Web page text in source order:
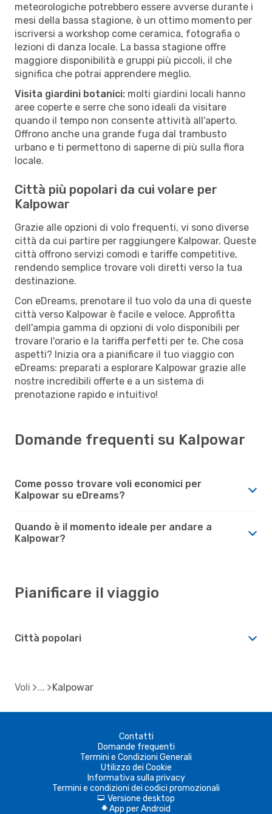
meteorologiche potrebbero essere avverse durante i
mesi della bassa stagione, è un ottimo momento per
iscriversi a workshop come ceramica, fotografia o
lezioni di danza locale. La bassa stagione offre
maggiore disponibilità e gruppi più piccoli, il che
significa che potrai apprendere meglio.
Visita giardini botanici: molti giardini locali hanno
aree coperte e serre che sono ideali da visitare
quando il tempo non consente attività all'aperto.
Offrono anche una grande fuga dal trambusto
urbano e ti permettono di saperne di più sulla flora
locale.
Città più popolari da cui volare per
Kalpowar
Grazie alle opzioni di volo frequenti, vi sono diverse
città da cui partire per raggiungere Kalpowar. Queste
città offrono servizi comodi e tariffe competitive,
rendendo semplice trovare voli diretti verso la tua
destinazione.
Con eDreams, prenotare il tuo volo da una di queste
città verso Kalpowar è facile e veloce. Approfitta
dell'ampia gamma di opzioni di volo disponibili per
trovare l'orario e la tariffa perfetti per te. Che cosa
aspetti? Inizia ora a pianificare il tuo viaggio con
eDreams: preparati a esplorare Kalpowar grazie alle
nostre incredibili offerte e a un sistema di
prenotazione rapido e intuitivo!
Domande frequenti su Kalpowar
Come posso trovare voli economici per
Kalpowar su eDreams?
Quando è il momento ideale per andare a
Kalpowar?
Pianificare il viaggio
Città popolari
Voli Kalpowar
Contatti
Domande frequenti
Termini e Condizioni Generali
Utilizzo dei Cookie
Informativa sulla privacy
Termini e condizioni dei codici promozionali
d Versione desktop
A App per Android